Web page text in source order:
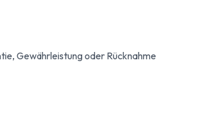
Gewährleistung oder Rücknahme